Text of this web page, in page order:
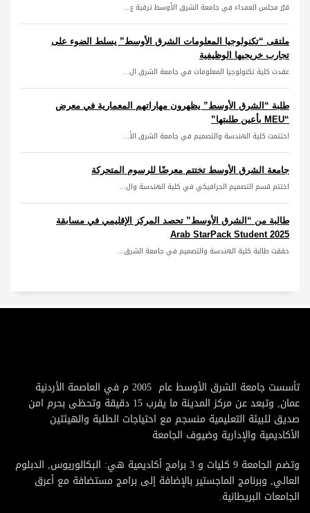
قرّر مجلس العمداء في جامعة الشرق الأوسط ترقية ع...
ملتقى “تكنولوجيا المعلومات الشرق الأوسط” يسلط الضوء على
تجارب خريجيها الوظيفية
عقدت كلية تكنولوجيا المعلومات في جامعة الشرق ال...
طلبة “الشرق الأوسط” يظهرون مهاراتهم المعمارية في معرض
“MEU بأعين طلبتها”
اختتمت كلية الهندسة والتصميم في جامعة الشرق الأ...
جامعة الشرق الأوسط تختتم معرضًا للرسوم المتحركة
اختتم قسم التصميم الجرافيكي في كلية الهندسة وال...
طالبة من “الشرق الأوسط” تحصد المركز الإقليمي في مسابقة
Arab StarPack Student 2025
حققت طالبة كلية الهندسة والتصميم في جامعة الشرق...
تأسست جامعة الشرق الأوسط عام 2005 م في العاصمة الأردنية
عمان, وتبعد عن مركز المدينة ما يقرب 15 دقيقة وتحظى بحرم امن
صديق للبيئة التعليمية منسجم مع احتياجات الطلبة والهيئتين
الأكاديمية والإدارية وضيوف الجامعة
وتضم الجامعة 9 كليات و 3 برامج أكاديمية هي: البكالوريوس, الدبلوم
العالي, وبرنامج الماجستير بالإضافة إلى برامج مستضافة مع أعرق
الجامعات البريطانية.